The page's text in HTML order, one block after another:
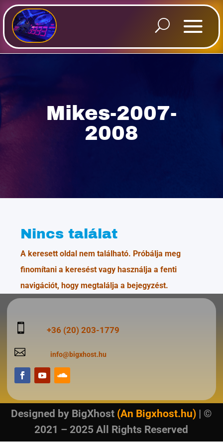
Mikes-2007-
2008
Nincs találat
A keresett oldal nem található. Próbálja meg
finomítani a keresést vagy használja a fenti
navigációt, hogy megtalálja a bejegyzést.
 +36 (20) 203-1779
 info@bigxhost.hu
Designed byBigXhost (An Bigxhost.hu)| ©
2021 – 2025 All Rights Reserved